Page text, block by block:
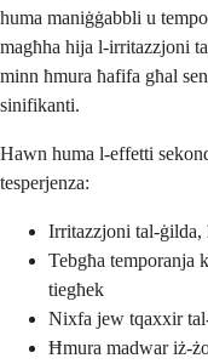
huma maniġġabbli u
magħha hija l-irritazzjoni
minn ħmura ħafifa għal
sinifikanti.
Hawn huma l-effetti
tesperjenza:
Irritazzjoni tal-ġilda,
Tebgħa temporanja
tiegħek
Nixfa jew tqaxxir
Ħmura madwar iż-